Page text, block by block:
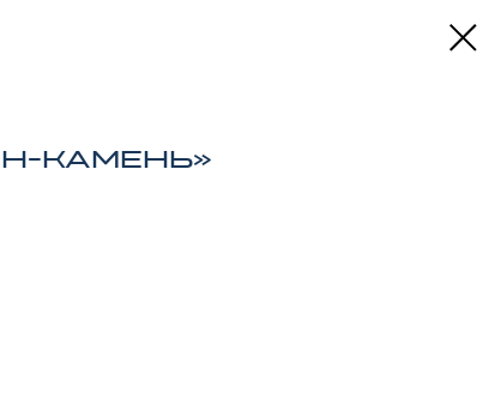
Камень»